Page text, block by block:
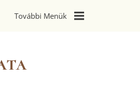
További Menük